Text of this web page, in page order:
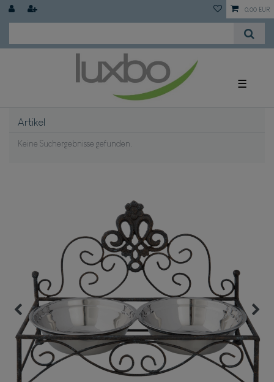
0,00 EUR
☰
Artikel
Keine Suchergebnisse gefunden.